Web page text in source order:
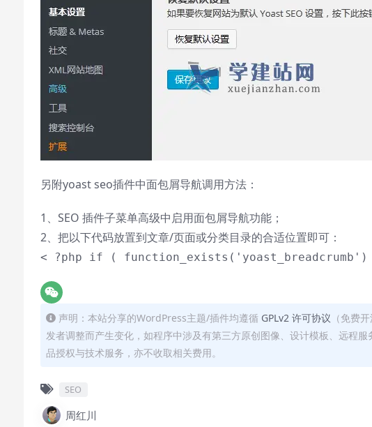
另附yoast seo插件中面包屑导航调用方法：
1、SEO 插件子菜单高级中启用面包屑导航功能；
2、把以下代码放置到文章/页面或分类目录的合适位置即可：
< ?php if (
声明：本站分享的WordPress主题/插件均遵循 GPLv2 许可协议 （免费
发者调整而产生变化，如程序中涉及有第三方原创图像、设计模板、远程
品授权与技术服务，亦不收取相关费用。
SEO
周红川